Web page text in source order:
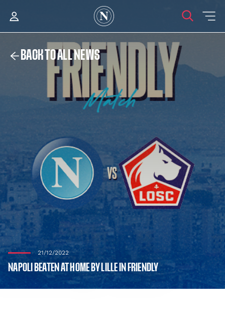
BACK TO ALL NEWS
21/12/2022
NAPOLI BEATEN AT HOME BY LILLE IN FRIENDLY